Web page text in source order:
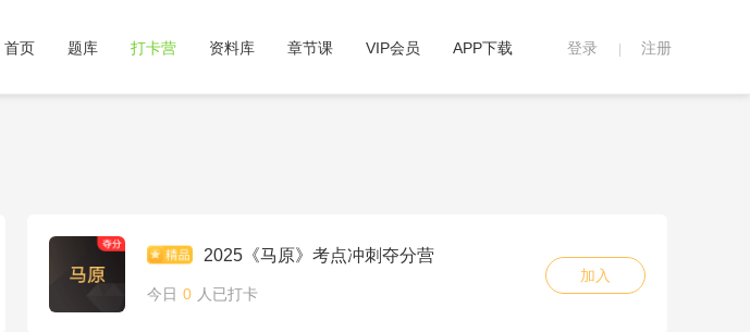
登录 注册
首页 题库 打卡营 资料库 章节课 VIP会员 APP下载
2025《马原》考点冲刺夺分营
今日 0 人已打卡
加入